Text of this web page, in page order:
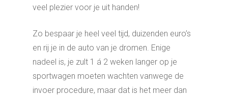
veel plezier voor je uit handen!
Zo bespaar je heel veel tijd, duizenden euro’s
en rij je in de auto van je dromen. Enige
nadeel is, je zult 1 á 2 weken langer op je
sportwagen moeten wachten vanwege de
invoer procedure, maar dat is het meer dan